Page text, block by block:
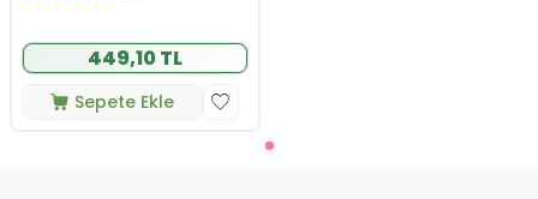
449,10 TL
Sepete Ekle